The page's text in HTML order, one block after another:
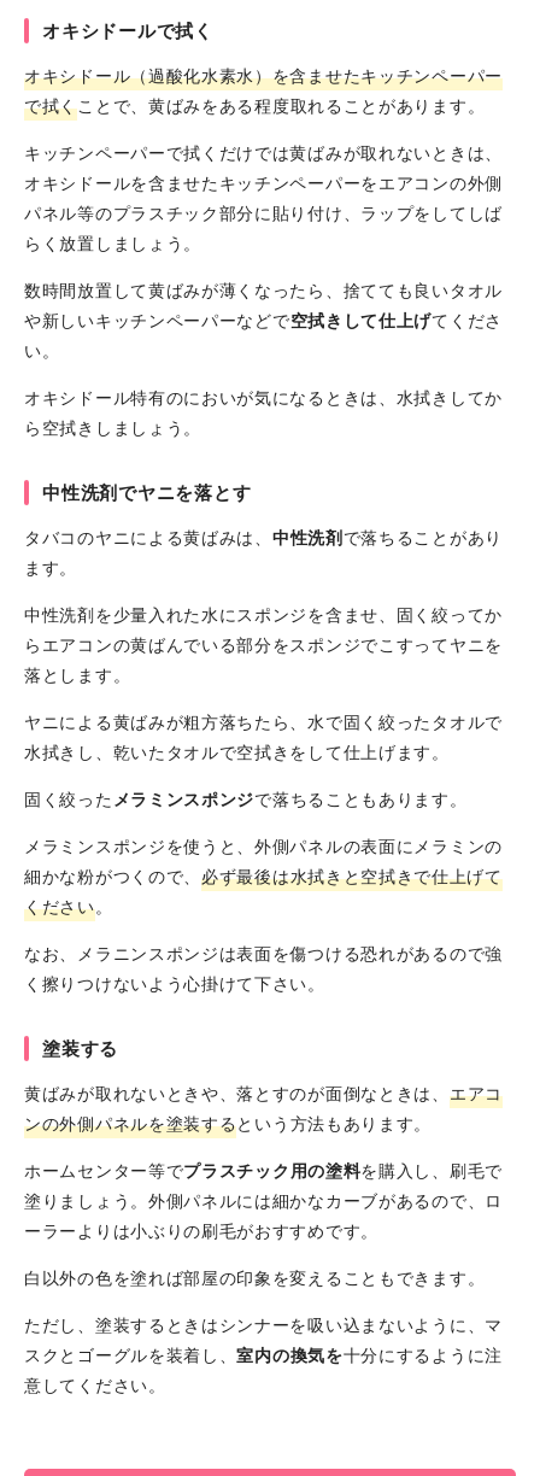
オキシドールで拭く
オキシドール（過酸化水素水）を含ませたキッチンペーパー
で拭くことで、黄ばみをある程度取れることがあります。
キッチンペーパーで拭くだけでは黄ばみが取れないときは、
オキシドールを含ませたキッチンペーパーをエアコンの外側
パネル等のプラスチック部分に貼り付け、ラップをしてしば
らく放置しましょう。
数時間放置して黄ばみが薄くなったら、捨てても良いタオル
や新しいキッチンペーパーなどで空拭きして仕上げてくださ
い。
オキシドール特有のにおいが気になるときは、水拭きしてか
ら空拭きしましょう。
中性洗剤でヤニを落とす
タバコのヤニによる黄ばみは、 中性洗剤で落ちることがあり
ます。
中性洗剤を少量入れた水にスポンジを含ませ、固く絞ってか
らエアコンの黄ばんでいる部分をスポンジでこすってヤニを
落とします。
ヤニによる黄ばみが粗方落ちたら、水で固く絞ったタオルで
水拭きし、乾いたタオルで空拭きをして仕上げます。
固く絞った メラミンスポンジで落ちることもあります。
メラミンスポンジを使うと、外側パネルの表面にメラミンの
細かな粉がつくので、 必ず最後は水拭きと空拭きで仕上げて
ください。
なお、メラニンスポンジは表面を傷つける恐れがあるので強
く擦りつけないよう心掛けて下さい。
塗装する
黄ばみが取れないときや、落とすのが面倒なときは、 エアコ
ンの外側パネルを塗装するという方法もあります。
ホームセンター等でプラスチック用の塗料を購入し、刷毛で
塗りましょう。外側パネルには細かなカーブがあるので、ロ
ーラーよりは小ぶりの刷毛がおすすめです。
白以外の色を塗れば部屋の印象を変えることもできます。
ただし、塗装するときはシンナーを吸い込まないように、マ
スクとゴーグルを装着し、室内の換気を十分にするように注
意してください。